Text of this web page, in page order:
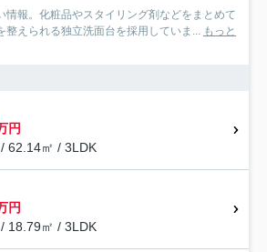
情報。化粧品やスタイリング剤などをまとめて
整えられる独立洗面台を採用していま... もっと
円
62.14㎡ / 3LDK
円
18.79㎡ / 3LDK